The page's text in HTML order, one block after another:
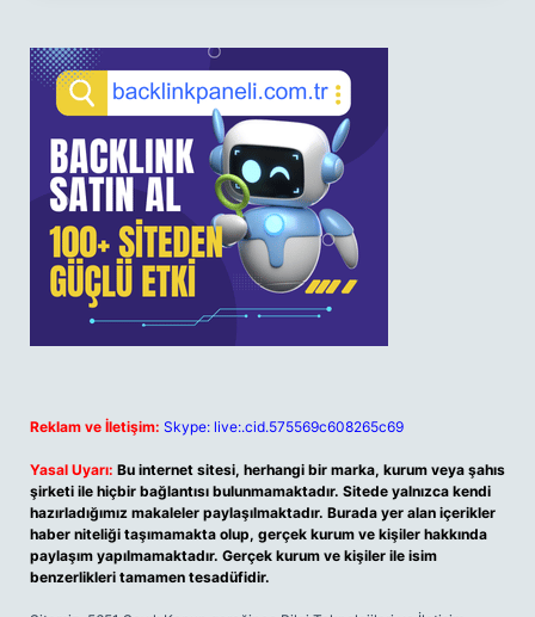
Reklam ve İletişim: Skype: live:.cid.575569c608265c69
Yasal Uyarı: Bu internet sitesi, herhangi bir marka, kurum veya şahıs
şirketi ile hiçbir bağlantısı bulunmamaktadır. Sitede yalnızca kendi
hazırladığımız makaleler paylaşılmaktadır. Burada yer alan içerikler
haber niteliği taşımamakta olup, gerçek kurum ve kişiler hakkında
paylaşım yapılmamaktadır. Gerçek kurum ve kişiler ile isim
benzerlikleri tamamen tesadüfidir.